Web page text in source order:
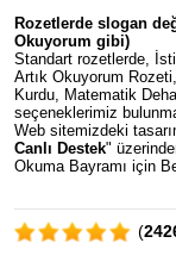
Rozetlerde slogan
Okuyorum gibi)
Standart rozetlerde,
Artık Okuyorum
Kurdu, Matematik
seçeneklerimiz
Web sitemizdeki
Canlı Destek"
Okuma Bayramı için
(